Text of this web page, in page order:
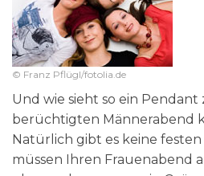
© Franz Pflügl/fotolia.de
Und wie sieht so ein
berüchtigten Männerabend
Natürlich gibt es keine
müssen Ihren Frauenabend